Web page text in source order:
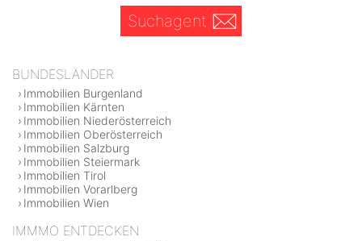
Suchagent
BUNDESLÄNDER
Immobilien Burgenland
Immobilien Kärnten
Immobilien Niederösterreich
Immobilien Oberösterreich
Immobilien Salzburg
Immobilien Steiermark
Immobilien Tirol
Immobilien Vorarlberg
Immobilien Wien
IMMMO ENTDECKEN